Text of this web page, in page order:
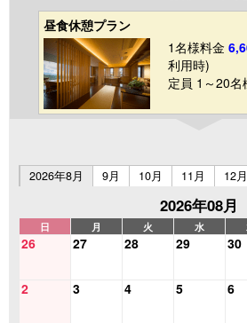
昼食休憩プラン
1名様料金
利用時)
定員 1～20名
2026年8月
9月 10月 11月 12月
2026年08月
日 月 火 水
26 27 28 29 30
2 3 4 5 6